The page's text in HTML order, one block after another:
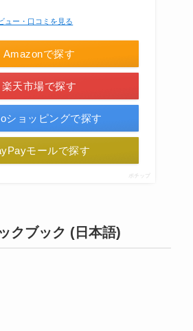
ュー・口コミを見る
Amazonで探す
楽天市場で探す
ショッピングで探す
モールで探す
ポチップ
クブック (日本語)